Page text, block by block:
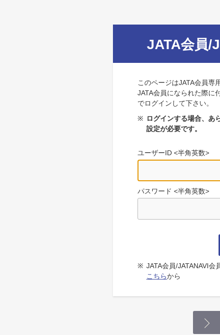
JATA会員/
このページはJATA会員専
JATA会員になられた際に
でログインして下さい。
※ ログインする場合、あ
設定が必要です。
ユーザーID <半角英数>
パスワード <半角英数>
※ JATA会員/JATANAVI
こちらから